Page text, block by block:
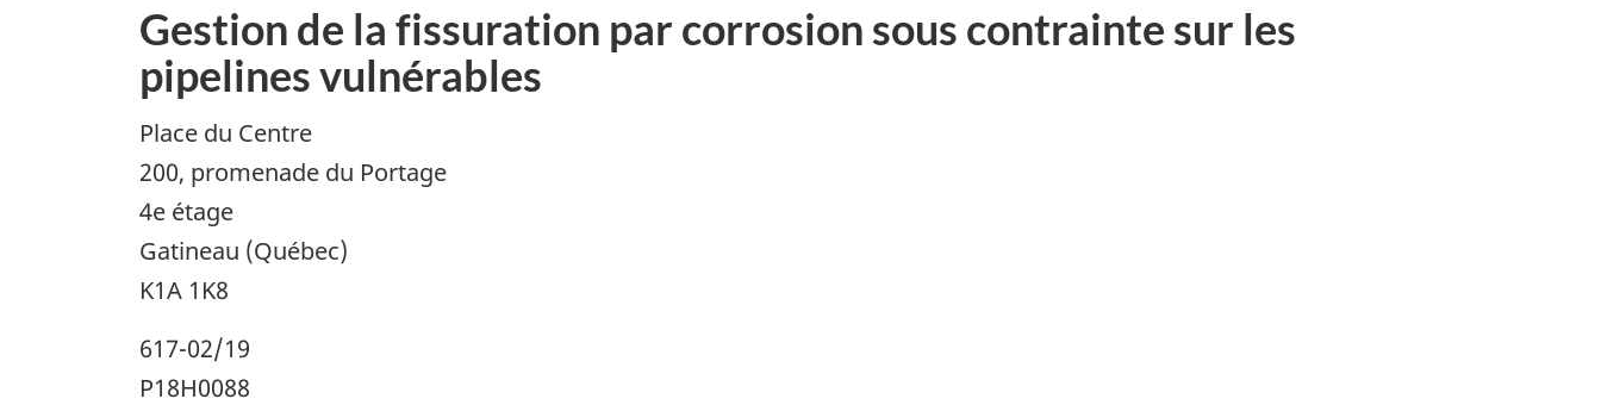
Gestion de la fissuration par corrosion sous contrainte sur les
pipelines vulnérables
Place du Centre
200, promenade du Portage
4e étage
Gatineau (Québec)
K1A 1K8
617-02/19
P18H0088